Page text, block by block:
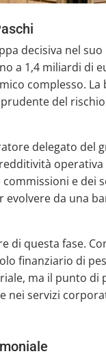
decisiva nel
a 1,4 miliardi di
complesso. La
del
delegato del
operativa
e dei
evolvere da una
di questa fase.
finanziario di
ma il punto
nei servizi